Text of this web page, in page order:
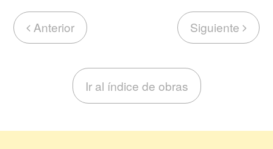
Anterior Siguiente
Ir al índice de obras